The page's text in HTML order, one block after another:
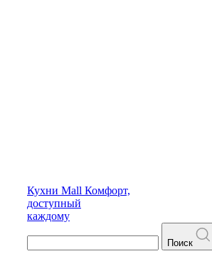
Кухни Mall Комфорт,
доступный
каждому
Поиск